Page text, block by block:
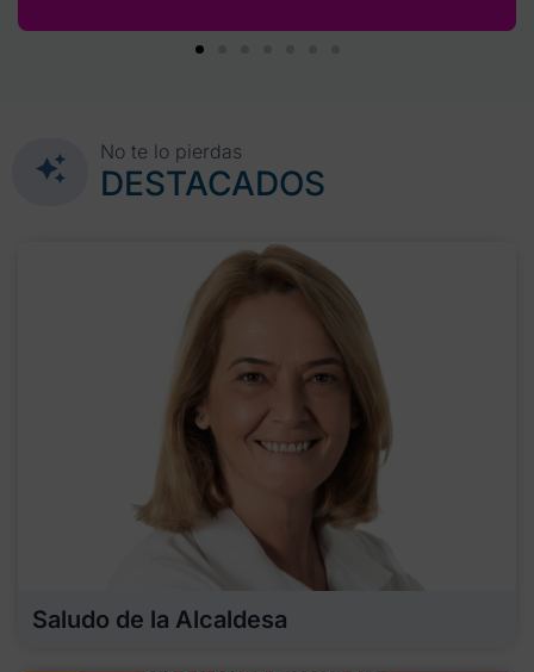
No te lo pierdas
DESTACADOS
Saludo de la Alcaldesa